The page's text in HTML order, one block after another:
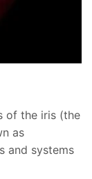
of the iris (the
as
and systems